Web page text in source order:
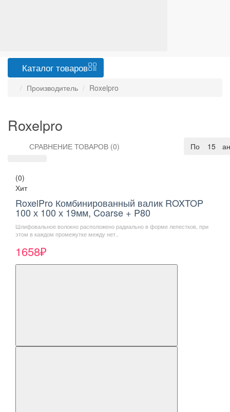
Каталог товаров
Производитель Roxelpro
Roxelpro
СРАВНЕНИЕ ТОВАРОВ (0) 15
По
(0)
Хит
RoxelPro Комбинированный валик ROXTOP
100 х 100 х 19мм, Coarse + P80
Шлифовальное волокно расположено радиально в форме лепестков, при
этом в каждом промежутке между нет..
1658₽